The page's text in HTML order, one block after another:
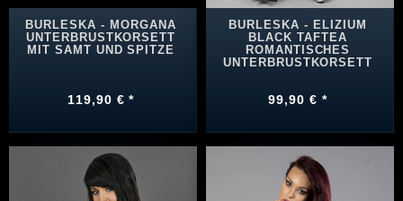
BURLESKA - MORGANA
UNTERBRUSTKORSETT
MIT SAMT UND SPITZE
119,90 € *
BURLESKA - ELIZIUM
BLACK TAFTEA
ROMANTISCHES
UNTERBRUSTKORSETT
99,90 € *